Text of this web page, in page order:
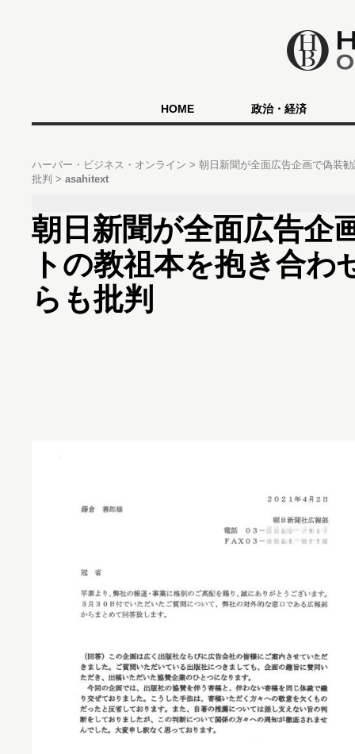
HOME 政治・経済
ハーバー・ビジネス・オンライン
朝日新聞が全面広告企画で偽装
批判
asahitext
朝日新聞が全面広告企
トの教祖本を抱き合わ
らも批判